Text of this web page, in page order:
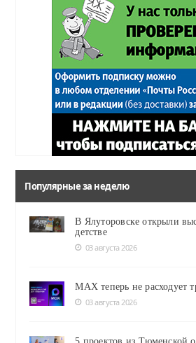
Популярные за неделю
В Ялуторовске открыли
детстве
03 августа 2026
MAX теперь не расходует
03 августа 2026